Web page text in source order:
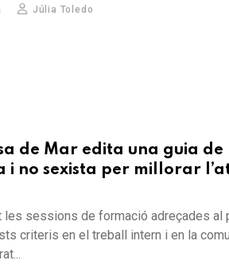
Júlia Toledo
de Mar edita una guia de
i no sexista per millorar
les sessions de formació adreçades al
criteris en el treball intern i en la